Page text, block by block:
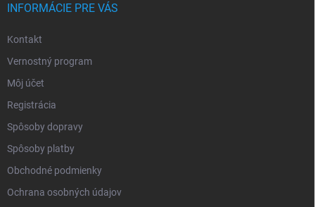
INFORMÁCIE PRE VÁS
Kontakt
Vernostný program
Môj účet
Registrácia
Spôsoby dopravy
Spôsoby platby
Obchodné podmienky
Ochrana osobných údajov